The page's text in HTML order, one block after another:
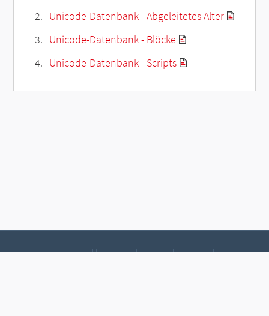
Unicode-Datenbank - Abgeleitetes Alter
Unicode-Datenbank - Blöcke
Unicode-Datenbank - Scripts